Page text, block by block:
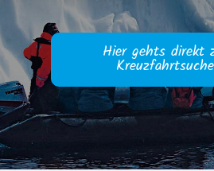
Hier gehts direkt
Kreuzfahrtsuche